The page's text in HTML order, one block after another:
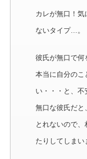
カレが無口！気
ないタイプ…。
彼氏が無口で何
本当に自分のこ
い・・・と、不
無口な彼氏だと
とれないので
たりしてしまい